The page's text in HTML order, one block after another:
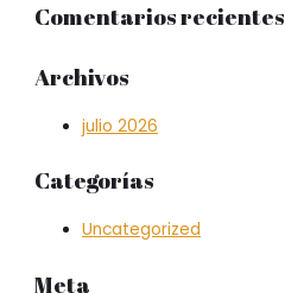
Comentarios recientes
Archivos
julio 2026
Categorías
Uncategorized
Meta